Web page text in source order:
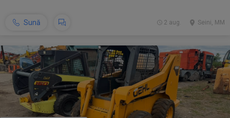
Sună Seini, MM
2 aug.